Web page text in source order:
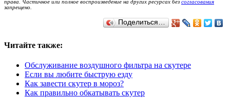
права. Частичное или полное воспроизведение на других ресурсах без согласования
запрещено.
Поделиться…
Читайте также:
Обслуживание воздушного фильтра на скутере
Если вы любите быструю езду
Как завести скутер в мороз?
Как правильно обкатывать скутер